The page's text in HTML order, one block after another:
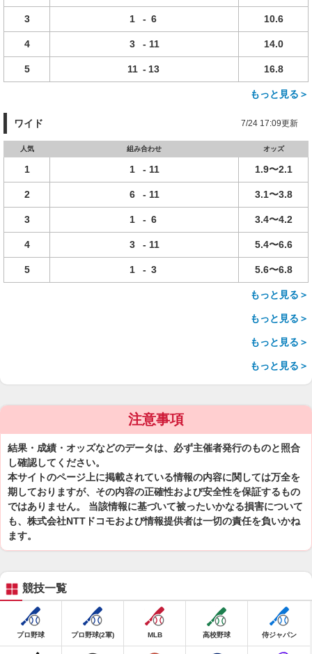
3 1 - 6 10.6
4 3 - 11 14.0
5 11 - 13 16.8
もっと見る＞
ワイド 7/24 17:09更新
人気 組み合わせ オッズ
1 1 - 11 1.9〜2.1
2 6 - 11 3.1〜3.8
3 1 - 6 3.4〜4.2
4 3 - 11 5.4〜6.6
5 1 - 3 5.6〜6.8
もっと見る＞
もっと見る＞
もっと見る＞
もっと見る＞
注意事項
結果・成績・オッズなどのデータは、必ず主催者発行のものと照合
し確認してください。
本サイトのページ上に掲載されている情報の内容に関しては万全を
期しておりますが、その内容の正確性および安全性を保証するもの
ではありません。 当該情報に基づいて被ったいかなる損害について
も、株式会社NTTドコモおよび情報提供者は一切の責任を負いかね
ます。
競技一覧
プロ野球 プロ野球(2軍) MLB 高校野球 侍ジャパン